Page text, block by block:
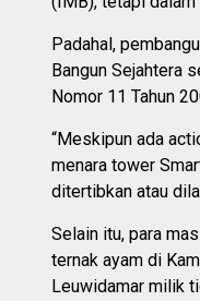
Padahal,
Bangun Sejahtera
Nomor 11 Tahun
“Meskipun ada
menara tower
ditertibkan atau
Selain itu, para
ternak ayam di
Leuwidamar milik